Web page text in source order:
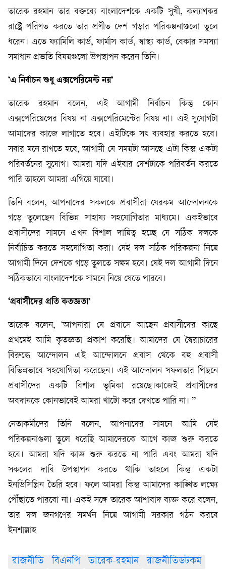
তারেক রহমান তার বক্তব্যে বাংলাদেশকে একটি সুখী, কল্যাণকর
রাষ্ট্রে পরিণত করতে তার প্রণীত দেশ গড়ার পরিকল্পনাগুলো তুলে
ধরেন। এতে ফ্যামিলি কার্ড, ফার্মাস কার্ড, স্বাস্থ্য কার্ড, বেকার সমস্যা
সমাধান প্রভতি বিষয়গুলো উপস্থাপন করেন তিনি।
‘এ নির্বাচন শুধু এক্সপেরিমেন্ট নয়’
তারেক রহমান বলেন, এই আগামী নির্বাচন কিন্তু কোন
এক্সপেরিয়েন্সের বিষয় না এক্সপেরিমেন্টের বিষয় না। এই সুযোগটা
আমাদের কাজে লাগাতে হবে। এইটিকে সৎ ব্যবহার করতে হবে।
সবার মনে রাখতে হবে, আগামী যে সময়টা আসছে এটা কিন্তু একটা
পরিবর্তনের সুযোগ। আমরা যদি এইবার দেশটাকে পরিবর্তন করতে
পারি তাহলে আমরা এগিয়ে যাবো।
তিনি বলেন, আপনাদের সকলকে প্রবাসীরা যেরকম আন্দোলনকে
গড়ে তুলেছেন বিভিন্ন সাহায্য সহযোগিতার মাধ্যমে। একইভাবে
প্রবাসীদের সামনে এখন বিশাল দায়িত্ব হচ্ছে যে সঠিক দলকে
নির্বাচিত করতে সহযোগিতা করা। যেই দল সঠিক পরিকল্পনা নিয়ে
আগামী দিনে দেশকে গড়ে তুলতে সক্ষম হবে। যেই দল আগামী দিনে
সঠিকভাবে বাংলাদেশকে সামনে নিয়ে যেতে পারবে।
‘প্রবাসীদের প্রতি কতজ্ঞতা’
তারেক বলেন, ‘আপনারা যে প্রবাসে আছেন প্রবাসীদের কাছে
প্রথমেই আমি কৃতজ্ঞতা প্রকাশ করেছি। আমাদের যে স্বৈরাচারের
বিরুদ্ধে আন্দোলন এই আন্দোলনে প্রবাস থেকে বহু প্রবাসী
বিভিন্নভাবে সহযোগিতা করেছেন। এই আন্দোলন সফলতার পিছনে
প্রবাসীদের একটি বিশাল ভূমিকা রয়েছে।কাজেই প্রবাসীদের
অবদানকে কোনভাবেই আমরা খাটো করে দেখতে পারি না। ”
নেতাকর্মীদের তিনি বলেন, আপনাদের সামনে আমি যেই
পরিকল্পনাগুলা তুলে ধরেছি আমাদেরকে আগে কাজ শুরু করতে
হবে। আমরা যদি কাজ শুরু করতে না পারি এবং আমরা যদি
সকলের দাবি উপস্থাপন করতে থাকি তাহলে কিন্তু একটা
ইনডিসিপ্লিন তৈরি হবে। ফলে আমরা কিন্তু আমাদের কাঙ্খিত লক্ষ্যে
পৌঁছাতে পারবো না। একই সঙ্গে তারেক আশাবাদ ব্যক্ত করে বলেন,
তার দল জনগণের সমর্থন নিয়ে আগামী সরকার গঠন করবে
ইনশাল্লাহ
রাজনীতি বিএনপি তারেক-রহমান রাজনীতিডটকম